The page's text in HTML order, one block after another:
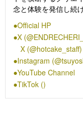
念と体験を発信し続
ら、ファンクミュー
の中へとアウトプッ
米音楽メディア「
クアルバム20」 に、
FUNK』がプリンス
され話題となった。
は「雑味 feat.
ルバム『END RE』
Official HP
X
X (@hotcake_staff)
Instagram
YouTube Channel
TikTok ()